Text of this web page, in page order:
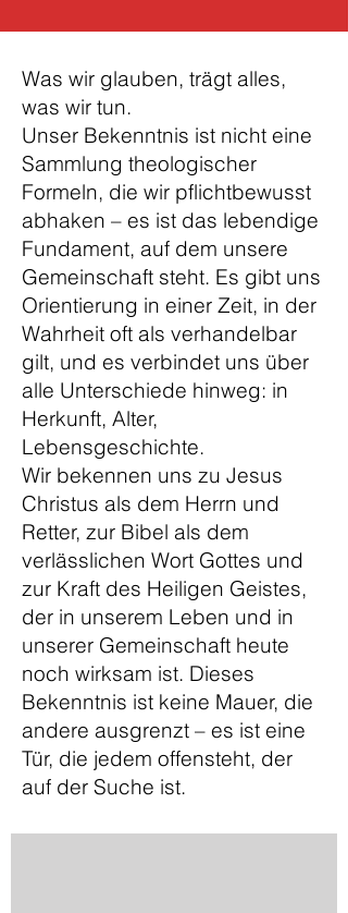
Was wir glauben, trägt alles,
was wir tun.
Unser Bekenntnis ist nicht eine
Sammlung theologischer
Formeln, die wir pflichtbewusst
abhaken – es ist das lebendige
Fundament, auf dem unsere
Gemeinschaft steht. Es gibt uns
Orientierung in einer Zeit, in der
Wahrheit oft als verhandelbar
gilt, und es verbindet uns über
alle Unterschiede hinweg: in
Herkunft, Alter,
Lebensgeschichte.
Wir bekennen uns zu Jesus
Christus als dem Herrn und
Retter, zur Bibel als dem
verlässlichen Wort Gottes und
zur Kraft des Heiligen Geistes,
der in unserem Leben und in
unserer Gemeinschaft heute
noch wirksam ist. Dieses
Bekenntnis ist keine Mauer, die
andere ausgrenzt – es ist eine
Tür, die jedem offensteht, der
auf der Suche ist.